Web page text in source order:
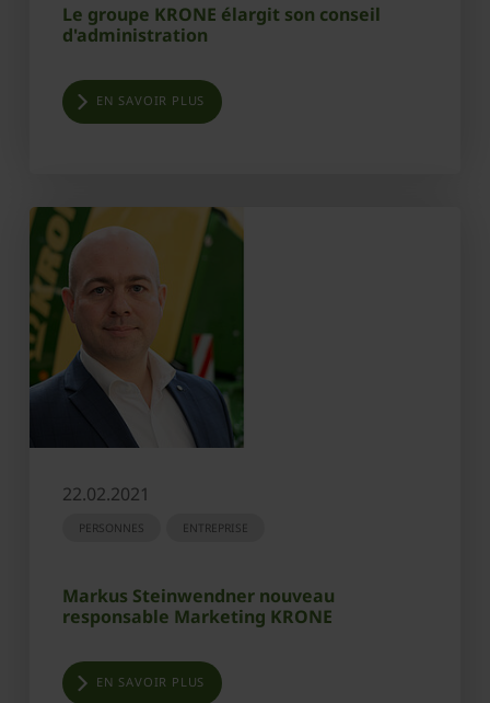
Le groupe KRONE élargit son conseil
d'administration
EN SAVOIR PLUS
22.02.2021
PERSONNES ENTREPRISE
Markus Steinwendner nouveau
responsable Marketing KRONE
EN SAVOIR PLUS